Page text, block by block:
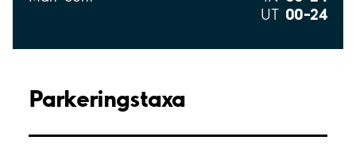
UT 00–24
Parkeringstaxa